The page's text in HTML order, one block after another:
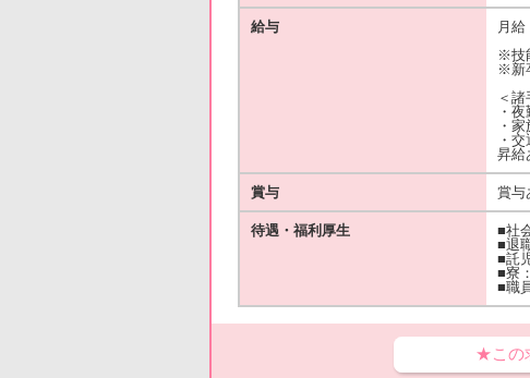
給与
月給
※技
※新
＜諸
・
・
・
昇給
賞与 賞与
待遇・福利厚生
■社
■退
■託
■寮
■職
★この